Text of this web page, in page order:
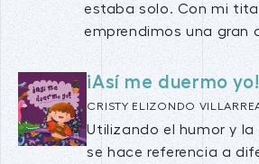
estaba solo. Con mi tita
emprendimos una gran
¡Así me duermo yo!
CRISTY ELIZONDO
Utilizando el humor y la
se hace referencia a